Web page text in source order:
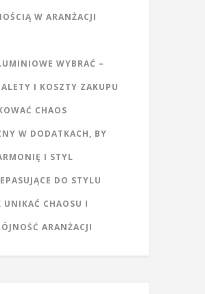
W ARANŻACJI
WYBRAĆ –
I KOSZTY ZAKUPU
CHAOS
W DODATKACH, BY
I STYL
DO STYLU
UNIKAĆ CHAOSU I
ARANŻACJI